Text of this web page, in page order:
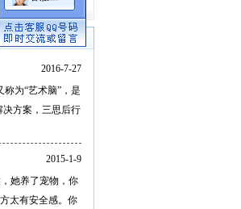
理测试 > 所有信息
2016-7-27
为“艺术脑”，是
方案，三思后行
2015-1-9
她养了宠物，你
太有安全感。你